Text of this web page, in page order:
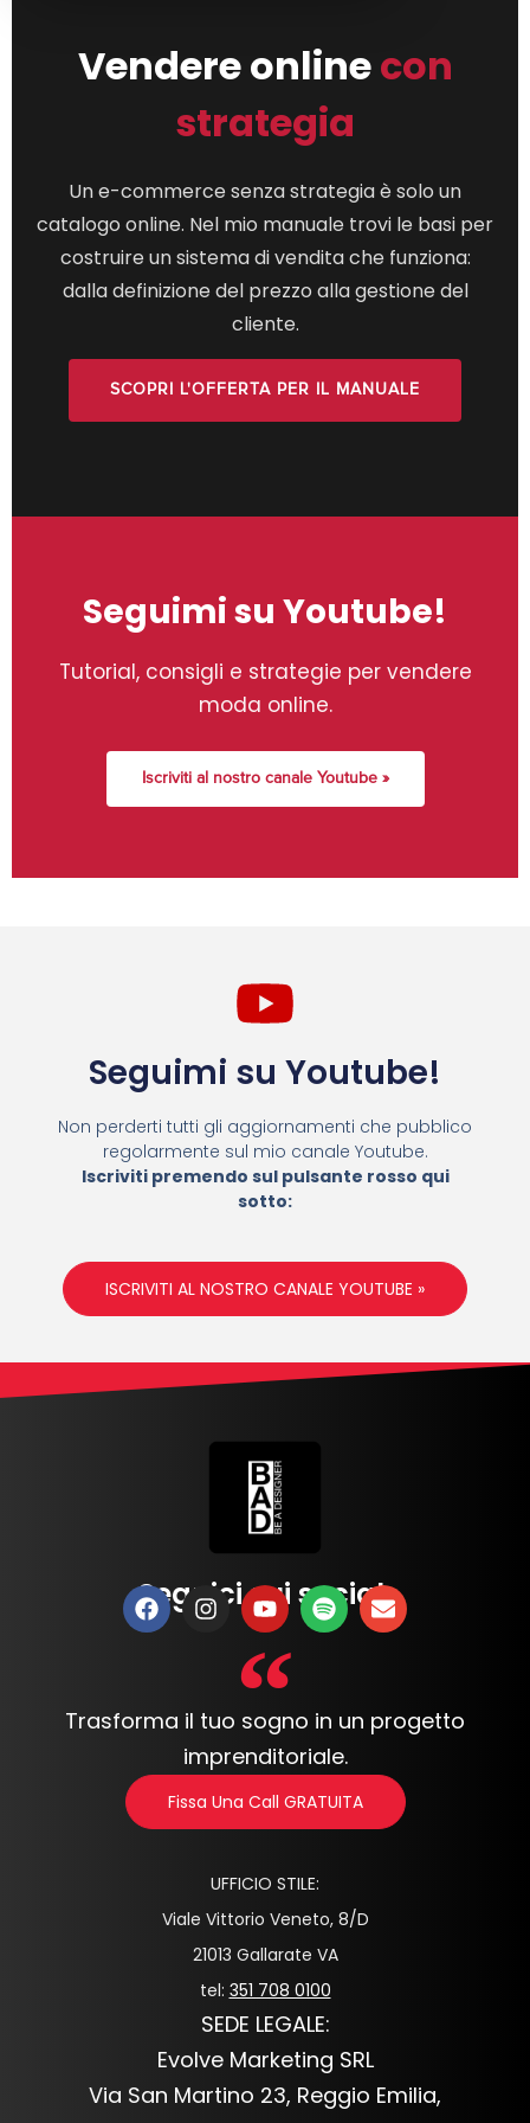
Vendere onlinecon
strategia
Un e-commerce senza strategia è solo un
catalogo online. Nel mio manuale trovi le basi per
costruire un sistema di vendita che funziona:
dalla definizione del prezzo alla gestione del
cliente.
SCOPRI L'OFFERTA PER IL MANUALE
Seguimi su Youtube!
Tutorial, consigli e strategie per vendere
moda online.
Iscriviti al nostro canale Youtube »
Seguimi su Youtube!
Non perderti tutti gli aggiornamenti che pubblico
regolarmente sul mio canale Youtube.
Iscriviti premendo sul pulsante rosso qui
sotto:
ISCRIVITI AL NOSTRO CANALE YOUTUBE »
Seguici sui social:
Trasforma il tuo sogno in un progetto
imprenditoriale.
Fissa Una Call GRATUITA
UFFICIO STILE:
Viale Vittorio Veneto, 8/D
21013 Gallarate VA
tel: 351 708 0100
SEDE LEGALE:
Evolve Marketing SRL
Via San Martino 23, Reggio Emilia,